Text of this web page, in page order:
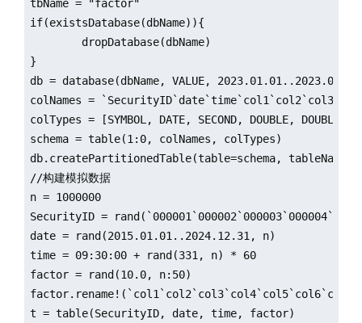
tbName = "factor"
if(existsDatabase(dbName)){
}
db = database(dbName, VALUE,
colNames =
colTypes = [SYMBOL, DATE, SECOND, DOUBLE, DOUBLE,
schema = table(1:0, colNames, colTypes)
db.createPartitionedTable(table=schema,
//构建模拟数据
n = 1000000
SecurityID =
date = rand(2015.01.01..2024.12.31, n)
time = 09:30:00 + rand(331, n) * 60
factor = rand(10.0, n:50)
t = table(SecurityID, date, time, factor)